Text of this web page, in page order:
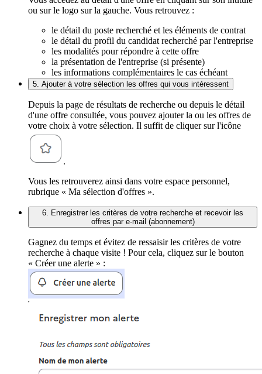
ou sur le logo sur la gauche. Vous retrouvez :
le détail du poste recherché et les éléments de contrat
le détail du profil du candidat recherché par l'entreprise
les modalités pour répondre à cette offre
la présentation de l'entreprise (si présente)
les informations complémentaires le cas échéant
5. Ajouter à votre sélection les offres qui vous intéressent
Depuis la page de résultats de recherche ou depuis le détail
d'une offre consultée, vous pouvez ajouter la ou les offres de
votre choix à votre sélection. Il suffit de cliquer sur l'icône
.
Vous les retrouverez ainsi dans votre espace personnel,
rubrique « Ma sélection d'offres ».
6. Enregistrer les critères de votre recherche et recevoir les
offres par e-mail (abonnement)
Gagnez du temps et évitez de ressaisir les critères de votre
recherche à chaque visite ! Pour cela, cliquez sur le bouton
« Créer une alerte » :